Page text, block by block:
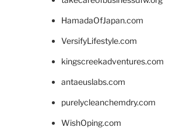
HamadaOfJapan.com
VersifyLifestyle.com
kingscreekadventures.com
antaeuslabs.com
purelycleanchemdry.com
WishOping.com